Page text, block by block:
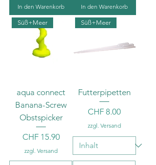
In den Warenkorb In den Warenkorb
Süß+Meer
aqua connect
Banana-Screw
Obstspicker
Preis
CHF 15.90
zzgl. Versand
Süß+Meer
Futterpipetten
Preis
CHF 8.00
zzgl. Versand